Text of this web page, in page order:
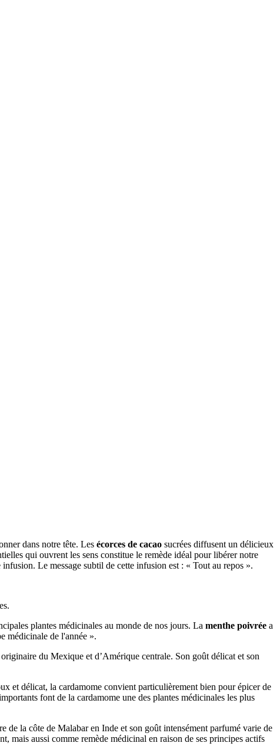
dans notre tête. Les écorces de cacao sucrées diffusent un délicieux
qui ouvrent les sens constitue le remède idéal pour libérer notre
Le message subtil de cette infusion est : « Tout au repos ».
plantes médicinales au monde de nos jours. La menthe poivrée a
médicinale de l'année ».
du Mexique et d’Amérique centrale. Son goût délicat et son
et délicat, la cardamome convient particulièrement bien pour épicer de
font de la cardamome une des plantes médicinales les plus
de la côte de Malabar en Inde et son goût intensément parfumé varie de
mais aussi comme remède médicinal en raison de ses principes actifs